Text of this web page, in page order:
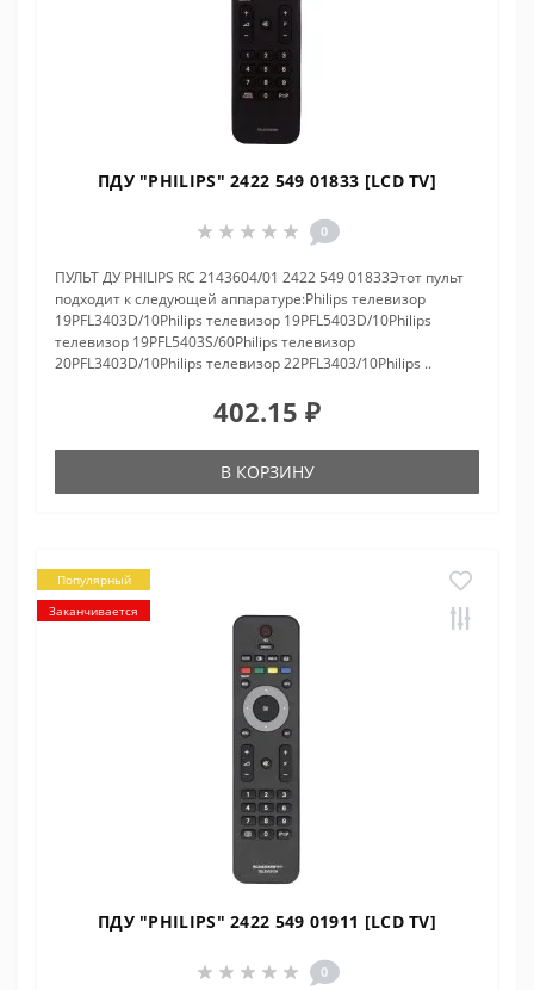
ПДУ "PHILIPS" 2422 549 01833 [LCD TV]
0
ПУЛЬТ ДУ PHILIPS RC 2143604/01 2422 549 01833Этот пульт
подходит к следующей аппаратуре:Philips телевизор
19PFL3403D/10Philips телевизор 19PFL5403D/10Philips
телевизор 19PFL5403S/60Philips телевизор
20PFL3403D/10Philips телевизор 22PFL3403/10Philips ..
402.15 ₽
В КОРЗИНУ
Популярный
Заканчивается
ПДУ "PHILIPS" 2422 549 01911 [LCD TV]
0